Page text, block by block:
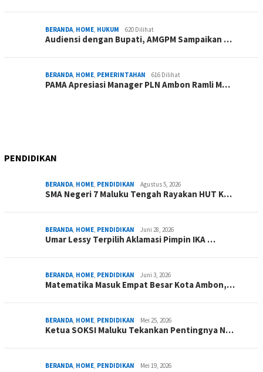
BERANDA HOME HUKUM 620 Dilihat
Audiensi dengan Bupati, AMGPM Sampaikan …
BERANDA HOME PEMERINTAHAN 616 Dilihat
PAMA Apresiasi Manager PLN Ambon Ramli M…
PENDIDIKAN
BERANDA HOME PENDIDIKAN Agustus 5, 2026
SMA Negeri 7 Maluku Tengah Rayakan HUT K…
BERANDA HOME PENDIDIKAN Juni 28, 2026
Umar Lessy Terpilih Aklamasi Pimpin IKA …
BERANDA HOME PENDIDIKAN Juni 3, 2026
Matematika Masuk Empat Besar Kota Ambon,…
BERANDA HOME PENDIDIKAN Mei 25, 2026
Ketua SOKSI Maluku Tekankan Pentingnya N…
BERANDA HOME PENDIDIKAN Mei 19, 2026